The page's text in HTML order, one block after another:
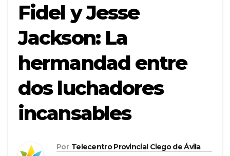
Fidel y Jesse
Jackson: La
hermandad entre
dos luchadores
incansables
Por Telecentro Provincial Ciego de Ávila